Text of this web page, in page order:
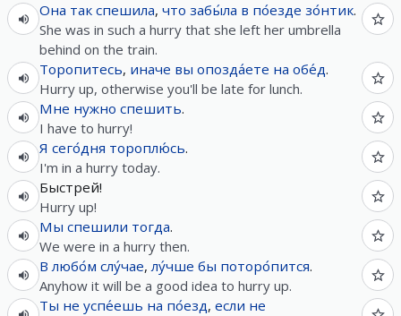
Она так спешила, что забы́ла в по́езде зо́нтик.
She was in such a hurry that she left her umbrella
behind on the train.
Торопитесь, иначе вы опозда́ете на обе́д.
Hurry up, otherwise you'll be late for lunch.
Мне нужно спешить.
I have to hurry!
Я сего́дня тороплю́сь.
I'm in a hurry today.
Быстрей!
Hurry up!
Мы спешили тогда.
We were in a hurry then.
В любо́м слу́чае,лу́чше бы поторо́пится.
Anyhow it will be a good idea to hurry up.
Ты не успе́ешь на по́езд, если не